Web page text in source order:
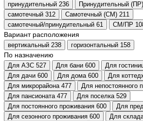
принудительный 236 Принудительный (ПР)
самотечный 312 Самотечный (СМ) 211
самотечный/принудительный 61 СМ/ПР
Вариант расположения
вертикальный 238 горизонтальный 158
По назначению
Для АЗС 527 Для бани 600 Для
Для дачи 600 Для дома 600 Для
Для микрорайона 477 Для непостоянного
Для пансионата 477 Для поселка 529
Для постоянного проживания 600 Для
Для сезонного проживания 600 Для